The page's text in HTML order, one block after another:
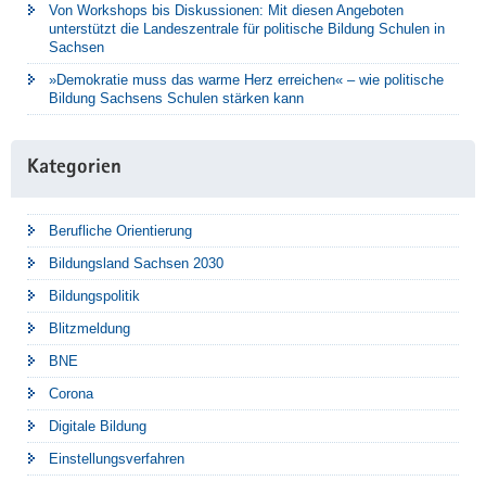
Von Workshops bis Diskussionen: Mit diesen Angeboten
unterstützt die Landeszentrale für politische Bildung Schulen in
Sachsen
»Demokratie muss das warme Herz erreichen« – wie politische
Bildung Sachsens Schulen stärken kann
Kategorien
Berufliche Orientierung
Bildungsland Sachsen 2030
Bildungspolitik
Blitzmeldung
BNE
Corona
Digitale Bildung
Einstellungsverfahren